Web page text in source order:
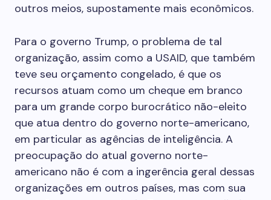
outros meios, supostamente mais econômicos.
Para o governo Trump, o problema de tal
organização, assim como a USAID, que também
teve seu orçamento congelado, é que os
recursos atuam como um cheque em branco
para um grande corpo burocrático não-eleito
que atua dentro do governo norte-americano,
em particular as agências de inteligência. A
preocupação do atual governo norte-
americano não é com a ingerência geral dessas
organizações em outros países, mas com sua